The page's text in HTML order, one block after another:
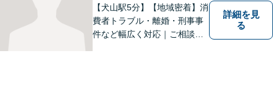
い。
【犬山駅5分】【地域密着】消
費者トラブル・離婚・刑事事
件など幅広く対応｜ご相談者
詳細を見
る